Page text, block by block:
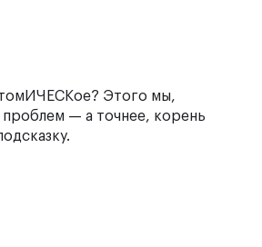
Этого мы,
проблем — а точнее, корень